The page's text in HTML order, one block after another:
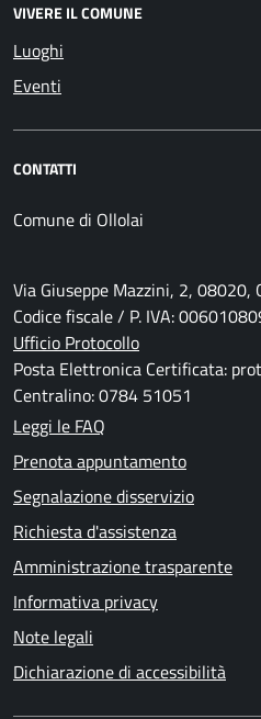
VIVERE IL COMUNE
Luoghi
Eventi
CONTATTI
Comune di Ollolai
Via Giuseppe Mazzini, 2, 08020,
Codice fiscale / P. IVA:
Ufficio Protocollo
Posta Elettronica Certificata:
Centralino: 0784 51051
Leggi le FAQ
Prenota appuntamento
Segnalazione disservizio
Richiesta d'assistenza
Amministrazione trasparente
Informativa privacy
Note legali
Dichiarazione di accessibilità